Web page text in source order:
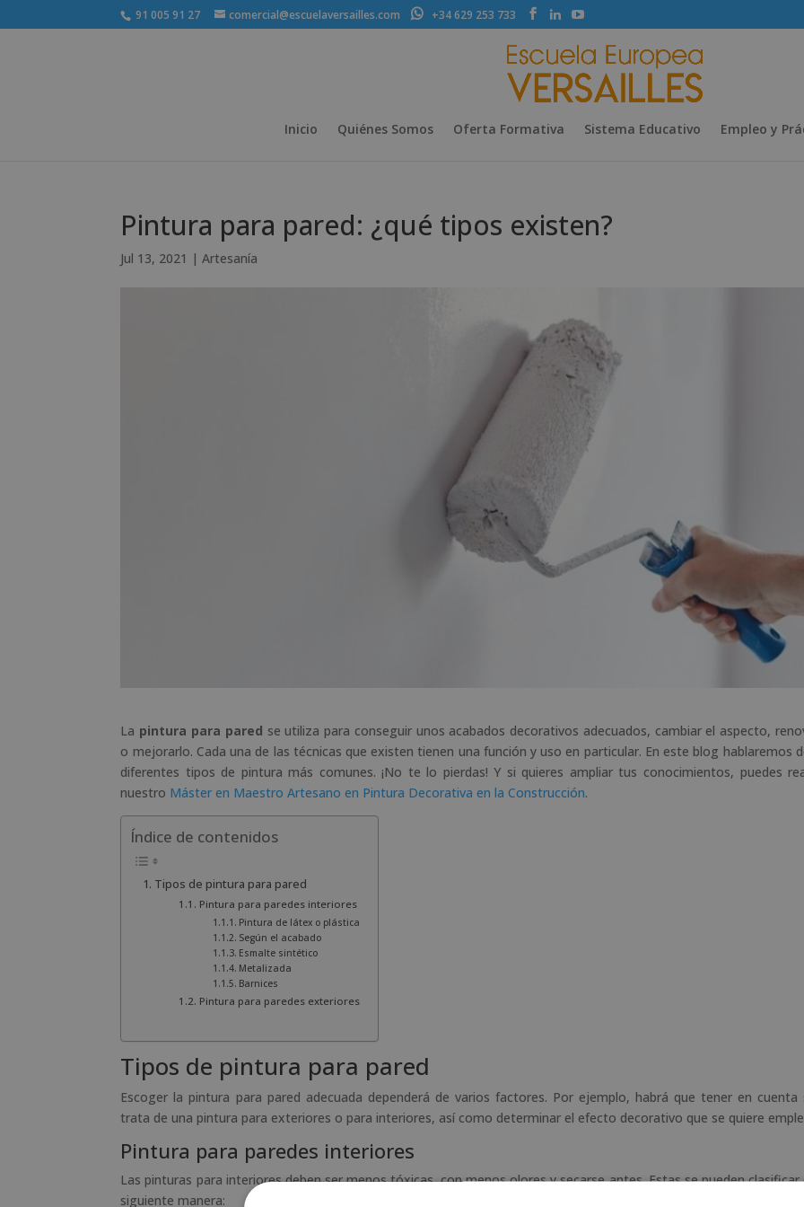
91 005 91 27 comercial@escuelaversailles.com +34 629 253 733
Inicio Quiénes Somos Oferta Formativa Sistema Educativo Empleo y
Pintura para pared: ¿qué tipos existen?
Jul 13, 2021 |Artesanía
La pintura para pared se utiliza para conseguir unos acabados decorativos adecuados, cambiar el aspecto,
o mejorarlo. Cada una de las técnicas que existen tienen una función y uso en particular. En este blog hablaremos
diferentes tipos de pintura más comunes. ¡No te lo pierdas! Y si quieres ampliar tus conocimientos, puedes
nuestro Máster en Maestro Artesano en Pintura Decorativa en la Construcción.
Índice de contenidos
Tipos de pintura para pared
Pintura para paredes interiores
Pintura de látex o plástica
Según el acabado
Esmalte sintético
Metalizada
Barnices
Pintura para paredes exteriores
Tipos de pintura para pared
Escoger la pintura para pared adecuada dependerá de varios factores. Por ejemplo, habrá que tener en cuenta
trata de una pintura para exteriores o para interiores, así como determinar el efecto decorativo que se quiere
Pintura para paredes interiores
Las pinturas para interiores deben ser menos tóxicas, con menos olores y secarse antes. Estas se pueden clasificar
siguiente manera: